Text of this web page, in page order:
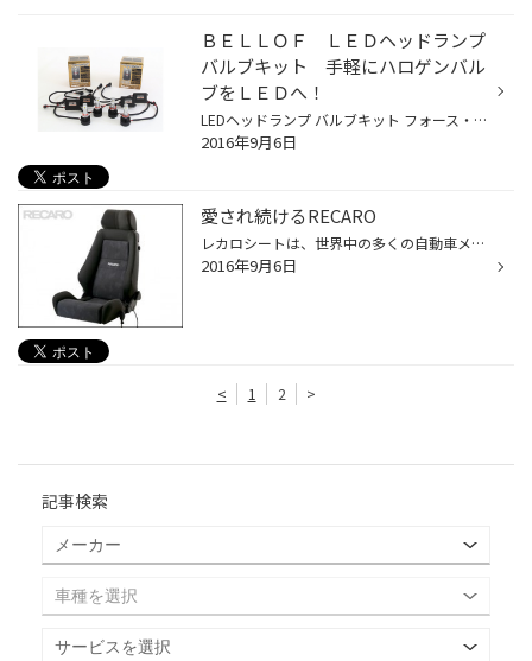
ＢＥＬＬＯＦ ＬＥＤヘッドランプ
バルブキット 手軽にハロゲンバル
ブをＬＥＤへ！
LEDヘッドランプ バルブキット フォース・レイ H7 HB3/HB4 H9/H11 高輝度LED片側12ヶによる最高クラスの明るさと配光で、手軽にハロゲンバルブをLEDヘッドライトへアップグレード！！ 大光量＆省エネルギーの両立!! ハロゲンバルブに比べ、約半分の消費電力としながら約1.5倍の明るさを実現。ロービ...
2016年9月6日
愛され続けるRECARO
レカロシートは、世界中の多くの自動車メーカーによってハイパフォーマンスグレードの純正シートとして採用され続けています。そして、自動車業界のアフターマーケットにおいてもたくさんのお客様が純正シートからレカロのシートに交換していただいています。 レカロは、自動車用シートとしては世界...
2016年9月6日
< 1 2 >
記事検索